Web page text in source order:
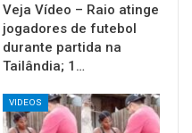
Veja Vídeo – Raio atinge
jogadores de futebol
durante partida na
Tailândia; 1…
VIDEOS